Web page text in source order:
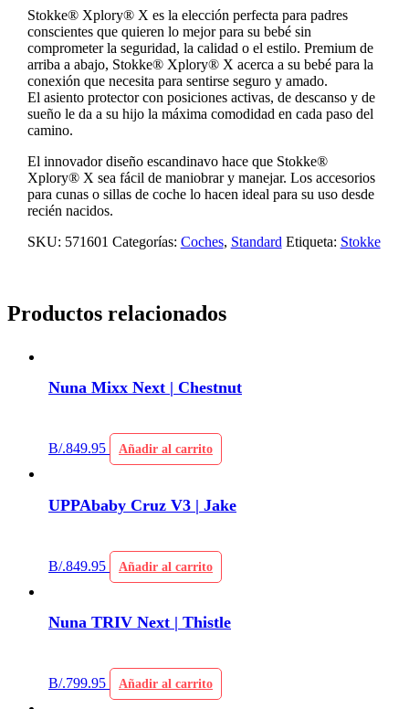
Stokke® Xplory® X es la elección perfecta para padres
conscientes que quieren lo mejor para su bebé sin
comprometer la seguridad, la calidad o el estilo. Premium de
arriba a abajo, Stokke® Xplory® X acerca a su bebé para la
conexión que necesita para sentirse seguro y amado.
El asiento protector con posiciones activas, de descanso y de
sueño le da a su hijo la máxima comodidad en cada paso del
camino.
El innovador diseño escandinavo hace que Stokke®
Xplory® X sea fácil de maniobrar y manejar. Los accesorios
para cunas o sillas de coche lo hacen ideal para su uso desde
recién nacidos.
SKU: 571601 Categorías: Coches, Standard Etiqueta: Stokke
Productos relacionados
Nuna Mixx Next | Chestnut
B/.849.95 Añadir al carrito
UPPAbaby Cruz V3 | Jake
B/.849.95 Añadir al carrito
Nuna TRIV Next | Thistle
B/.799.95 Añadir al carrito